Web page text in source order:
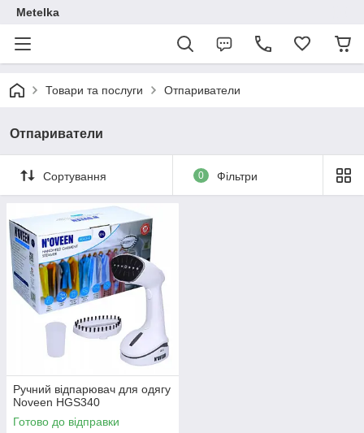
Metelka
Товари та послуги Отпариватели
Отпариватели
Сортування 0 Фільтри
Ручний відпарювач для одягу
Noveen HGS340
Готово до відправки